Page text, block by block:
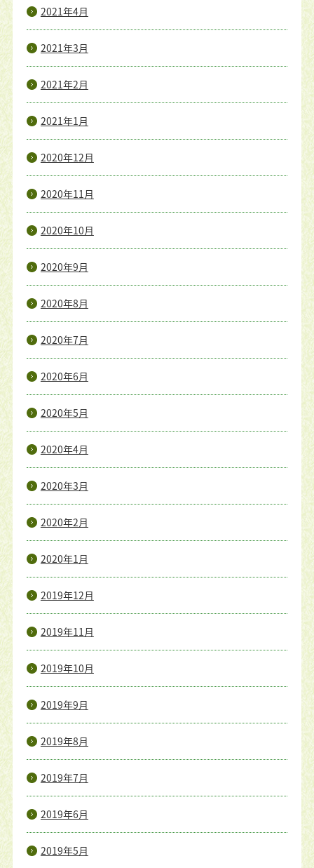
2021年4月
2021年3月
2021年2月
2021年1月
2020年12月
2020年11月
2020年10月
2020年9月
2020年8月
2020年7月
2020年6月
2020年5月
2020年4月
2020年3月
2020年2月
2020年1月
2019年12月
2019年11月
2019年10月
2019年9月
2019年8月
2019年7月
2019年6月
2019年5月